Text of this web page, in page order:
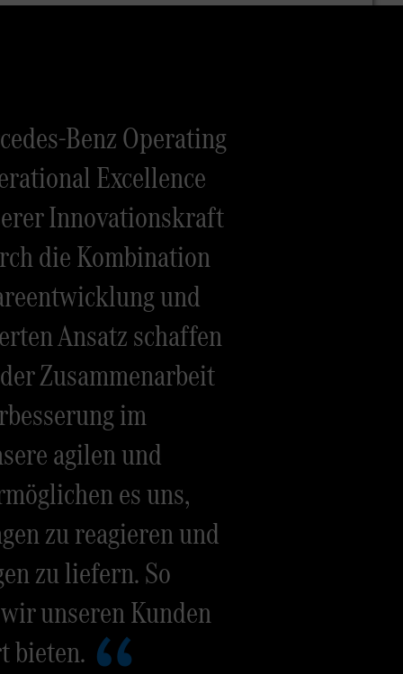
Benz Operating
Excellence
Innovationskraft
die Kombination
und
Ansatz schaffen
Zusammenarbeit
im
agilen und
es uns,
zu reagieren und
zu liefern. So
unseren Kunden
bieten.